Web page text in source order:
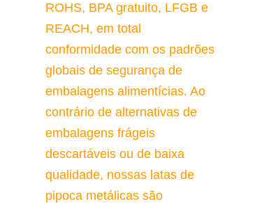
ROHS, BPA gratuito, LFGB e
REACH, em total
conformidade com os padrões
globais de segurança de
embalagens alimentícias. Ao
contrário de alternativas de
embalagens frágeis
descartáveis ou de baixa
qualidade, nossas latas de
pipoca metálicas são